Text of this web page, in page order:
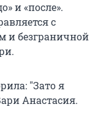
и «после».
с
и безграничной
"Зато я
Анастасия.